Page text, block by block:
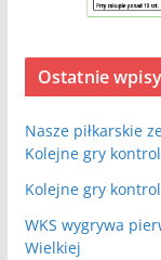
Ostatnie wpisy
Nasze piłkarskie
Kolejne gry
Kolejne gry
WKS wygrywa
Wielkiej